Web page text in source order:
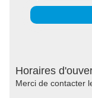
Horaires
Merci de contacter